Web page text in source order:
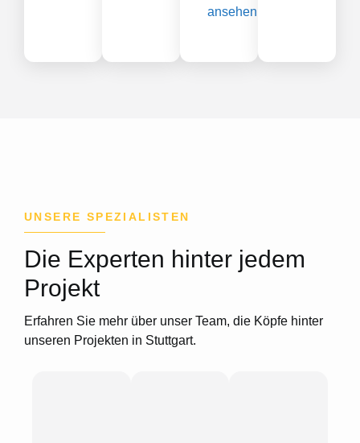
ansehen
UNSERE SPEZIALISTEN
Die Experten hinter jedem
Projekt
Erfahren Sie mehr über unser Team, die Köpfe hinter
unseren Projekten in Stuttgart.